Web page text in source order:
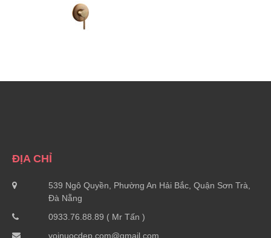
ĐỊA CHỈ
539 Ngô Quyền, Phường An Hải Bắc, Quận Sơn Trà,
Đà Nẵng
0933.76.88.89 ( Mr Tấn )
voinuocdep.com@gmail.com